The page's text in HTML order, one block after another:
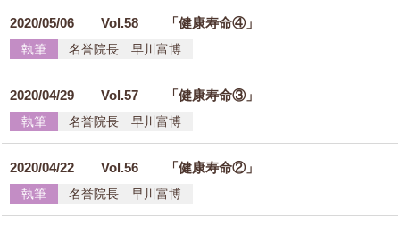
2020/05/06Vol.58 「健康寿命④」
執筆 名誉院長 早川富博
2020/04/29Vol.57 「健康寿命③」
執筆 名誉院長 早川富博
2020/04/22Vol.56 「健康寿命②」
執筆 名誉院長 早川富博